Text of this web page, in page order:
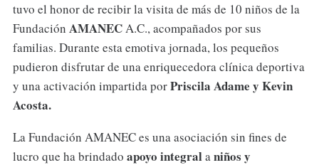
tuvo el honor de recibir la visita de más de 10 niños de la
Fundación AMANECA.C., acompañados por sus
familias. Durante esta emotiva jornada, los pequeños
pudieron disfrutar de una enriquecedora clínica deportiva
y una activación impartida porPriscila Adame y Kevin
Acosta.
La Fundación AMANEC es una asociación sin fines de
lucro que ha brindado apoyo integralaniños y